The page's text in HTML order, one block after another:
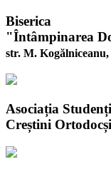
Biserica
"Întâmpinarea
str. M.
Asociația
Creștini Ortodocși